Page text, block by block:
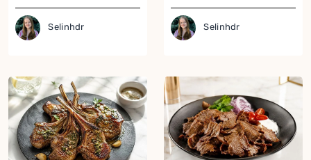
Selinhdr Selinhdr